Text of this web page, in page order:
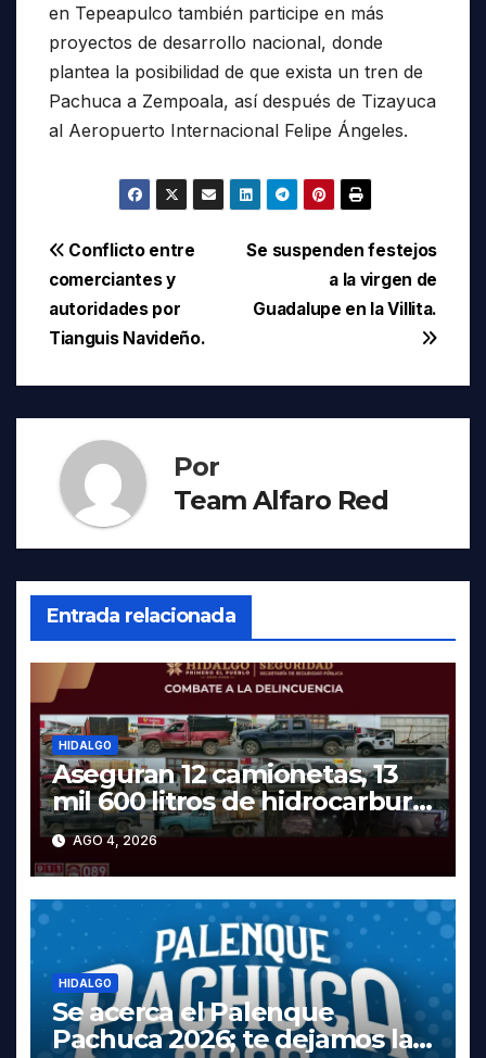
en Tepeapulco también participe en más
proyectos de desarrollo nacional, donde
plantea la posibilidad de que exista un tren de
Pachuca a Zempoala, así después de Tizayuca
al Aeropuerto Internacional Felipe Ángeles.
Navegación
de
entradas
Se suspenden festejos
a la virgen de
Guadalupe en la Villita.
Conflicto entre
comerciantes y
autoridades por
Tianguis Navideño.
Por
Team Alfaro Red
Entrada relacionada
HIDALGO
Aseguran 12 camionetas, 13
mil 600 litros de hidrocarburo
y dos vehículos robados en
Tula
AGO 4, 2026
HIDALGO
Se acerca el Palenque
Pachuca 2026; te dejamos la